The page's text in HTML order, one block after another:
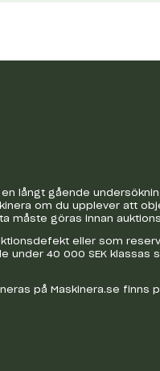
långt gående
om du upplever att
måste göras innan
eller som
under 40 000 SEK
på Maskinera.se finns